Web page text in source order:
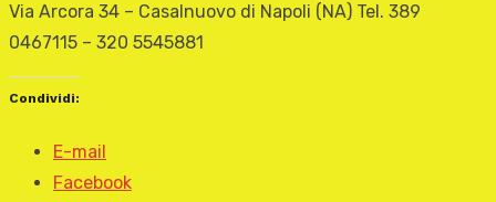
Via Arcora 34 – Casalnuovo di Napoli (NA) Tel. 389
0467115 – 320 5545881
Condividi:
E-mail
Facebook